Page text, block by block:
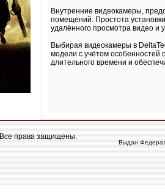
Внутренние видеокамеры,
помещений. Простота
удалённого просмотра видео и
Выбирая видеокамеры в
модели с учётом особенностей
длительного времени и
права защищены.
Выдан